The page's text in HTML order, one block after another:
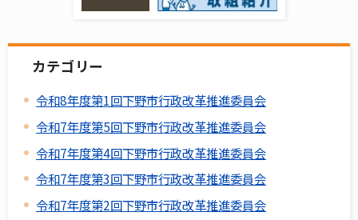
カテゴリー
令和8年度第1回下野市行政改革推進委員会
令和7年度第5回下野市行政改革推進委員会
令和7年度第4回下野市行政改革推進委員会
令和7年度第3回下野市行政改革推進委員会
令和7年度第2回下野市行政改革推進委員会